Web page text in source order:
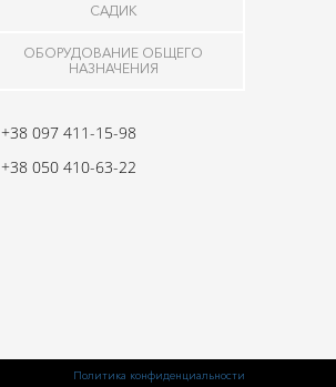
САДИК
ОБОРУДОВАНИЕ ОБЩЕГО
НАЗНАЧЕНИЯ
+38 097 411-15-98
+38 050 410-63-22
Политика конфиденциальности